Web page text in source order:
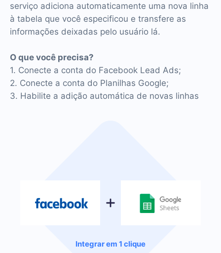
Integrar em 1 clique
serviço adiciona automaticamente uma nova linha
à tabela que você especificou e transfere as
informações deixadas pelo usuário lá.
O que você precisa?
1. Conecte a conta do Facebook Lead Ads;
2. Conecte a conta do Planilhas Google;
3. Habilite a adição automática de novas linhas